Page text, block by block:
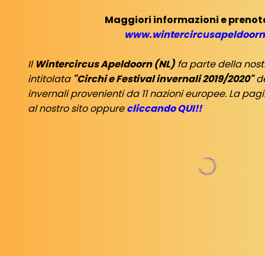
Maggiori informazioni e
Il Wintercircus Apeldoorn (NL) fa parte della
intitolata "Circhi e Festival invernali 2019/2020"
invernali provenienti da 11 nazioni europee. La
al nostro sito oppurecliccando QUI!!